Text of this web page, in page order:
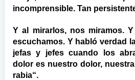
incomprensible. Tan
Y al mirarlos, nos miramos.
escuchamos. Y habló verdad
jefas y jefes cuando los
dolor es nuestro dolor,
rabia“.